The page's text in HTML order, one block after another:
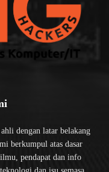
dengan latar belakang
berkumpul atas dasar
pendapat dan info